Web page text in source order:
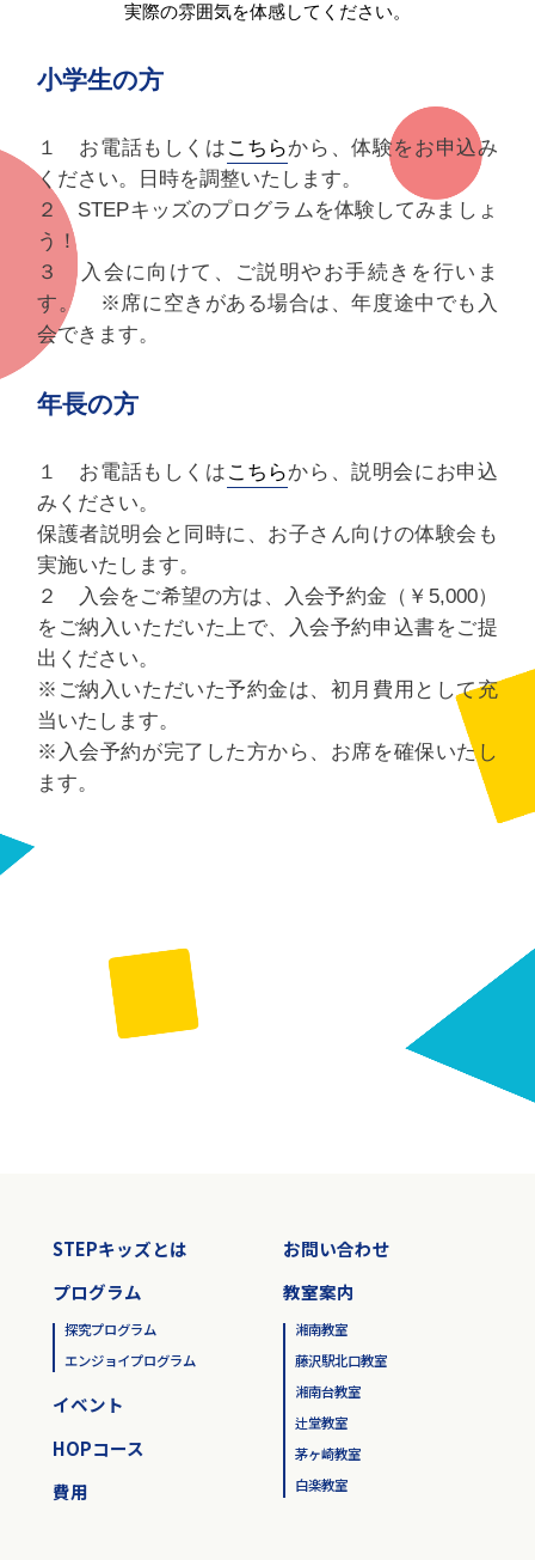
実際の雰囲気を体感してください。
小学生の方
１ お電話もしくは こちらから、体験をお申込み
ください。日時を調整いたします。
２ STEPキッズのプログラムを体験してみましょ
う！
３ 入会に向けて、ご説明やお手続きを行いま
す。 ※席に空きがある場合は、年度途中でも入
会できます。
年長の方
１ お電話もしくは こちらから、説明会にお申込
みください。
保護者説明会と同時に、お子さん向けの体験会も
実施いたします。
２ 入会をご希望の方は、入会予約金（￥5,000）
をご納入いただいた上で、入会予約申込書をご提
出ください。
※ご納入いただいた予約金は、初月費用として充
当いたします。
※入会予約が完了した方から、お席を確保いたし
ます。
STEPキッズとは
プログラム
探究プログラム
エンジョイプログラム
イベント
HOPコース
費用
お問い合わせ
教室案内
湘南教室
藤沢駅北口教室
湘南台教室
辻堂教室
茅ヶ崎教室
白楽教室